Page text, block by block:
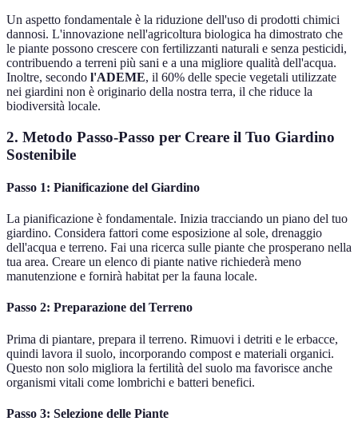
Un aspetto fondamentale è la riduzione dell'uso di prodotti chimici
dannosi. L'innovazione nell'agricoltura biologica ha dimostrato che
le piante possono crescere con fertilizzanti naturali e senza pesticidi,
contribuendo a terreni più sani e a una migliore qualità dell'acqua.
Inoltre, secondo l'ADEME, il 60% delle specie vegetali utilizzate
nei giardini non è originario della nostra terra, il che riduce la
biodiversità locale.
2. Metodo Passo-Passo per Creare il Tuo Giardino
Sostenibile
Passo 1: Pianificazione del Giardino
La pianificazione è fondamentale. Inizia tracciando un piano del tuo
giardino. Considera fattori come esposizione al sole, drenaggio
dell'acqua e terreno. Fai una ricerca sulle piante che prosperano nella
tua area. Creare un elenco di piante native richiederà meno
manutenzione e fornirà habitat per la fauna locale.
Passo 2: Preparazione del Terreno
Prima di piantare, prepara il terreno. Rimuovi i detriti e le erbacce,
quindi lavora il suolo, incorporando compost e materiali organici.
Questo non solo migliora la fertilità del suolo ma favorisce anche
organismi vitali come lombrichi e batteri benefici.
Passo 3: Selezione delle Piante